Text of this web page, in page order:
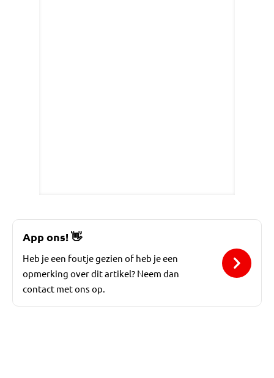
App ons!👋
Heb je een foutje gezien of heb je een
opmerking over dit artikel? Neem dan
contact met ons op.